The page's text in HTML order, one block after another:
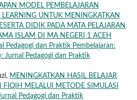
MODEL PEMBELAJARAN
LEARNING UNTUK MENINGKATKAN
DIDIK PADA MATA PELAJARAN
ISLAM DI MA NEGERI 1 ACEH
Pedagogi dan Praktik Pembelajaran:
Jurnal Pedagogi dan Praktik
MENINGKATKAN HASIL BELAJAR
FIQIH MELALUI METODE SIMULASI
Pedagogi dan Praktik